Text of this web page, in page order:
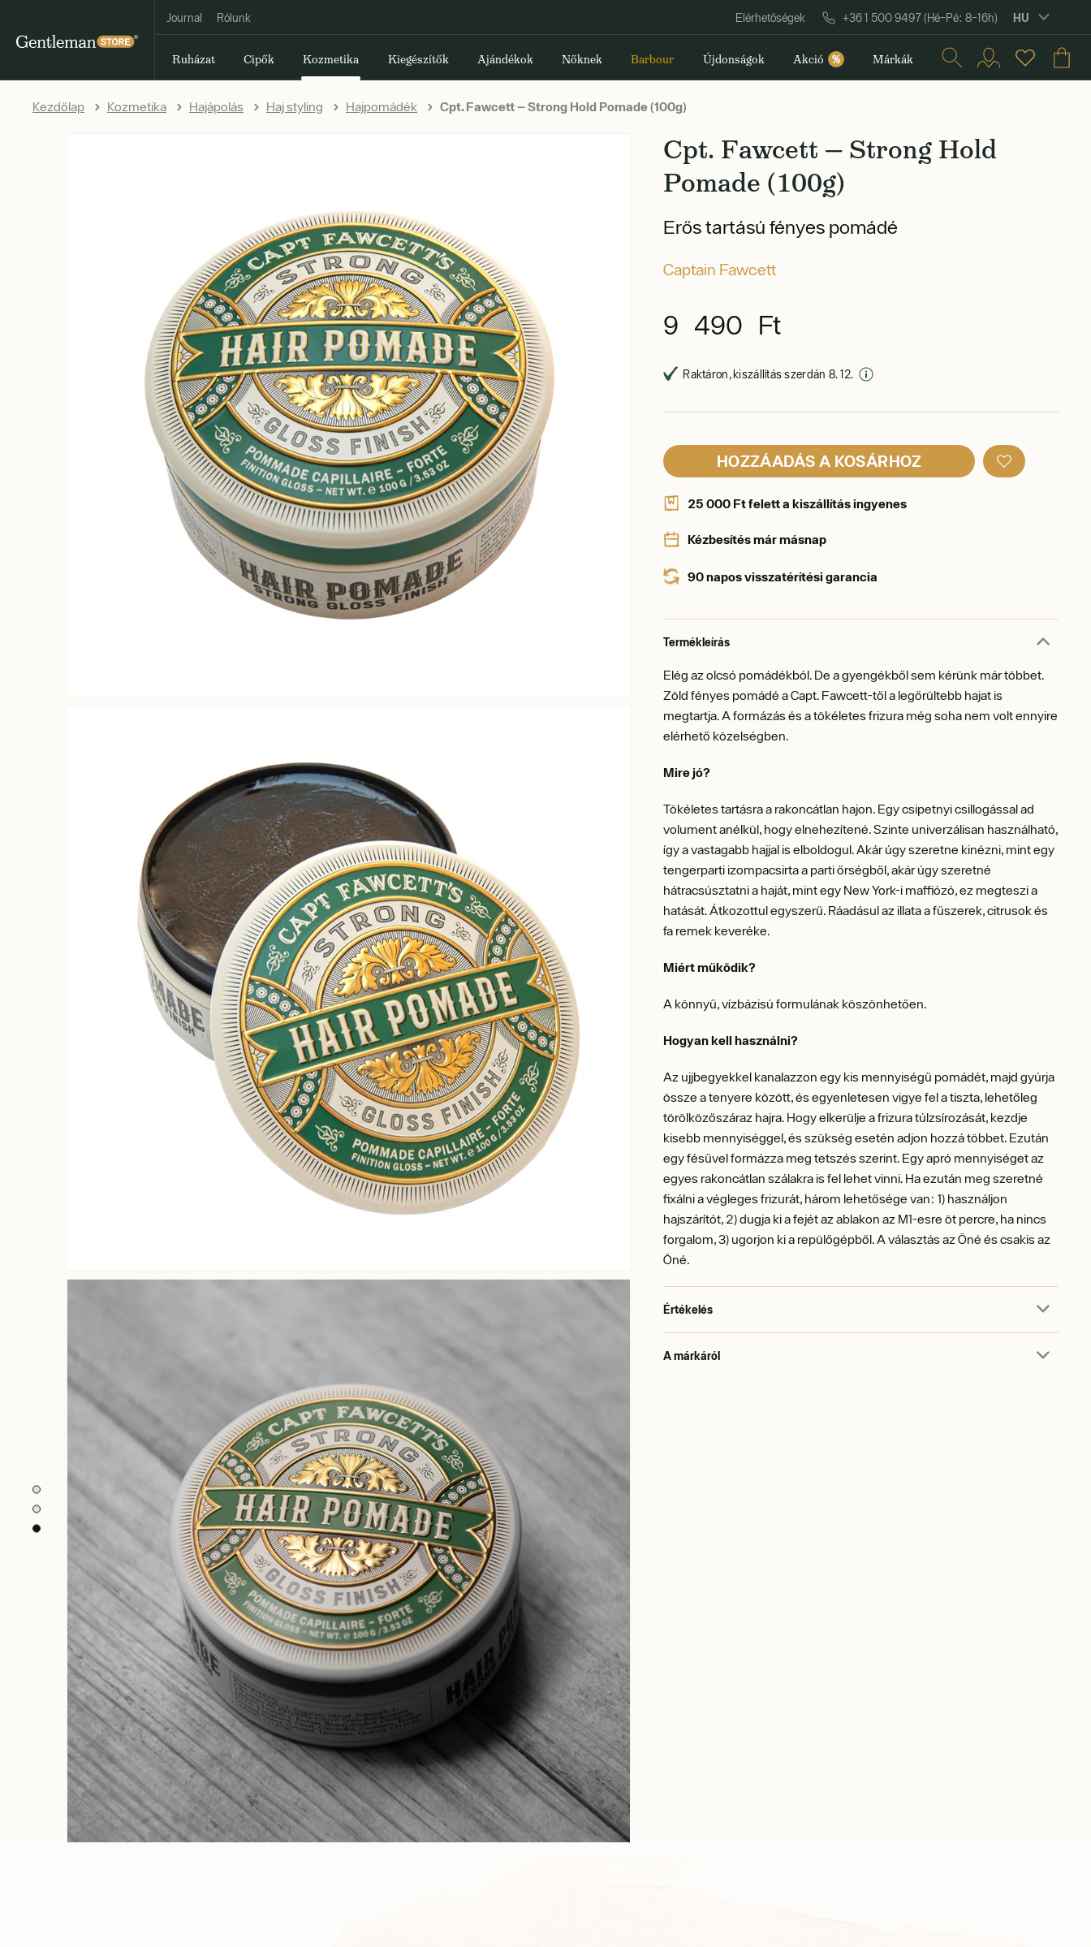
Journal Rólunk Elérhetőségek +36 1 500 9497 (Hé–Pé: 8–16h) HU
Ruházat Cipők Kozmetika Kiegészítők Ajándékok Nőknek Barbour Újdonságok Akció % Márkák
Kezdőlap Kozmetika Hajápolás Haj styling Hajpomádék Cpt. Fawcett — Strong Hold Pomade (100g)
Cpt. Fawcett — Strong Hold
Pomade (100g)
Erős tartású fényes pomádé
Captain Fawcett
9 490 Ft
Raktáron, kiszállítás szerdán 8. 12.
HOZZÁADÁS A KOSÁRHOZ
25 000 Ft felett a kiszállítás ingyenes
Kézbesítés már másnap
90 napos visszatérítési garancia
Termékleírás
Elég az olcsó pomádékból. De a gyengékből sem kérünk már többet.
Zöld fényes pomádé a Capt. Fawcett-től a legőrültebb hajat is
megtartja. A formázás és a tökéletes frizura még soha nem volt ennyire
elérhető közelségben.
Mire jó?
Tökéletes tartásra a rakoncátlan hajon. Egy csipetnyi csillogással ad
volument anélkül, hogy elnehezítené. Szinte univerzálisan használható,
így a vastagabb hajjal is elboldogul. Akár úgy szeretne kinézni, mint egy
tengerparti izompacsirta a parti őrségből, akár úgy szeretné
hátracsúsztatni a haját, mint egy New York-i maffiózó, ez megteszi a
hatását. Átkozottul egyszerű. Ráadásul az illata a fűszerek, citrusok és
fa remek keveréke.
Miért működik?
A könnyű, vízbázisú formulának köszönhetően.
Hogyan kell használni?
Az ujjbegyekkel kanalazzon egy kis mennyiségű pomádét, majd gyúrja
össze a tenyere között, és egyenletesen vigye fel a tiszta, lehetőleg
törölközőszáraz hajra. Hogy elkerülje a frizura túlzsírozását, kezdje
kisebb mennyiséggel, és szükség esetén adjon hozzá többet. Ezután
egy fésűvel formázza meg tetszés szerint. Egy apró mennyiséget az
egyes rakoncátlan szálakra is fel lehet vinni. Ha ezután meg szeretné
fixálni a végleges frizurát, három lehetősége van: 1) használjon
hajszárítót, 2) dugja ki a fejét az ablakon az M1-esre öt percre, ha nincs
forgalom, 3) ugorjon ki a repülőgépből. A választás az Öné és csakis az
Öné.
Értékelés
A márkáról